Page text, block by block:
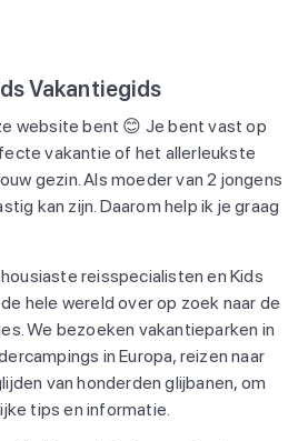
Vakantiegids
website bent 😊 Je bent vast op
vakantie of het allerleukste
gezin. Als moeder van 2 jongens
kan zijn. Daarom help ik je graag
reisspecialisten en Kids
hele wereld over op zoek naar de
We bezoeken vakantieparken in
in Europa, reizen naar
van honderden glijbanen, om
tips en informatie.